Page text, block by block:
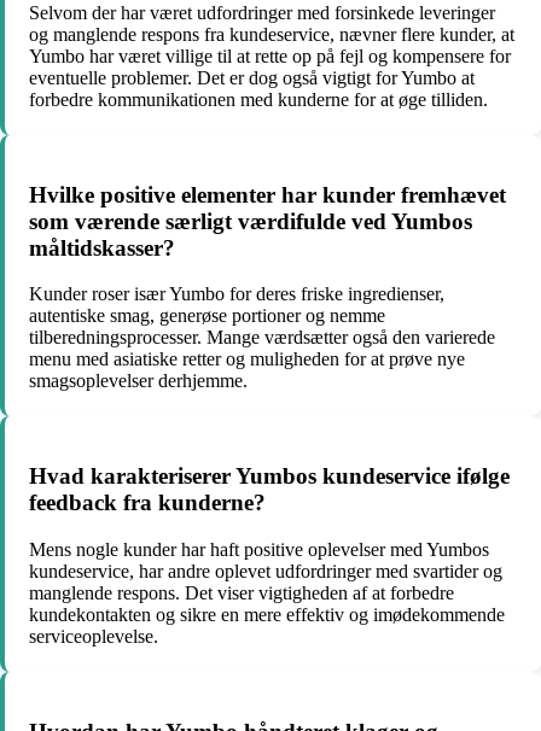
Selvom der har været udfordringer med forsinkede leveringer
og manglende respons fra kundeservice, nævner flere kunder, at
Yumbo har været villige til at rette op på fejl og kompensere for
eventuelle problemer. Det er dog også vigtigt for Yumbo at
forbedre kommunikationen med kunderne for at øge tilliden.
Hvilke positive elementer har kunder fremhævet
som værende særligt værdifulde ved Yumbos
måltidskasser?
Kunder roser især Yumbo for deres friske ingredienser,
autentiske smag, generøse portioner og nemme
tilberedningsprocesser. Mange værdsætter også den varierede
menu med asiatiske retter og muligheden for at prøve nye
smagsoplevelser derhjemme.
Hvad karakteriserer Yumbos kundeservice ifølge
feedback fra kunderne?
Mens nogle kunder har haft positive oplevelser med Yumbos
kundeservice, har andre oplevet udfordringer med svartider og
manglende respons. Det viser vigtigheden af at forbedre
kundekontakten og sikre en mere effektiv og imødekommende
serviceoplevelse.